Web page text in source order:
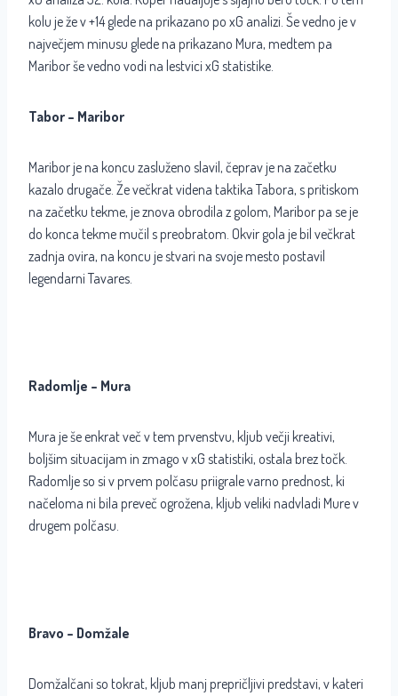
kolu je že v +14 glede na prikazano po xG analizi. Še vedno je v
največjem minusu glede na prikazano Mura, medtem pa
Maribor še vedno vodi na lestvici xG statistike.
Tabor – Maribor
Maribor je na koncu zasluženo slavil, čeprav je na začetku
kazalo drugače. Že večkrat videna taktika Tabora, s pritiskom
na začetku tekme, je znova obrodila z golom, Maribor pa se je
do konca tekme mučil s preobratom. Okvir gola je bil večkrat
zadnja ovira, na koncu je stvari na svoje mesto postavil
legendarni Tavares.
Radomlje – Mura
Mura je še enkrat več v tem prvenstvu, kljub večji kreativi,
boljšim situacijam in zmago v xG statistiki, ostala brez točk.
Radomlje so si v prvem polčasu priigrale varno prednost, ki
načeloma ni bila preveč ogrožena, kljub veliki nadvladi Mure v
drugem polčasu.
Bravo – Domžale
Domžalčani so tokrat, kljub manj prepričljivi predstavi, v kateri